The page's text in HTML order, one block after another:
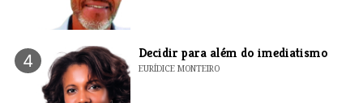
4 Decidir para além do imediatismo
EURÍDICE MONTEIRO